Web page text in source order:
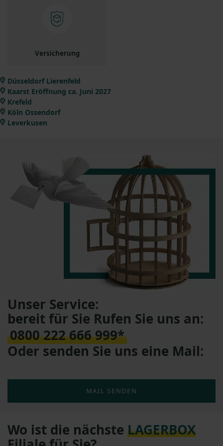
Versicherung
Düsseldorf Lierenfeld
Kaarst Eröffnung ca. Juni 2027
Krefeld
Köln Ossendorf
Leverkusen
Unser Service:
bereit für Sie Rufen Sie uns an:
0800 222 666 999*
Oder senden Sie uns eine Mail:
MAIL SENDEN
Wo ist die nächste LAGERBOX